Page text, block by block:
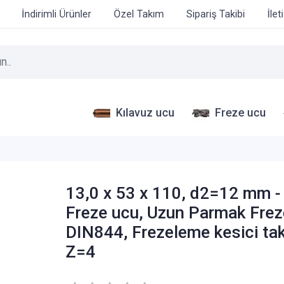
İndirimli Ürünler Özel Takım Sipariş Takibi
Kılavuz ucu Freze ucu
13,0 x 53 x 110, d2=12 mm -
Freze ucu, Uzun Parmak
DIN844, Frezeleme kesici
Z=4